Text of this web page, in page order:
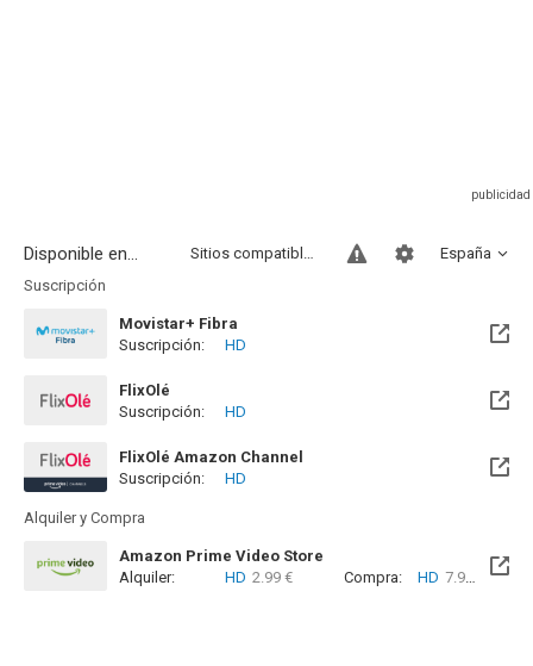
Disponible en... España
Sitios compatibles
Suscripción
Movistar+ Fibra
Disponible hasta el Vie, 01 Ene 2100 (Quedan 73 años)
Suscripción: HD
FlixOlé
Suscripción:
HD
FlixOlé Amazon Channel
Suscripción:
HD
Alquiler y Compra
Amazon Prime Video Store
Alquiler:
HD 2.99 € Compra: HD 7.99 €